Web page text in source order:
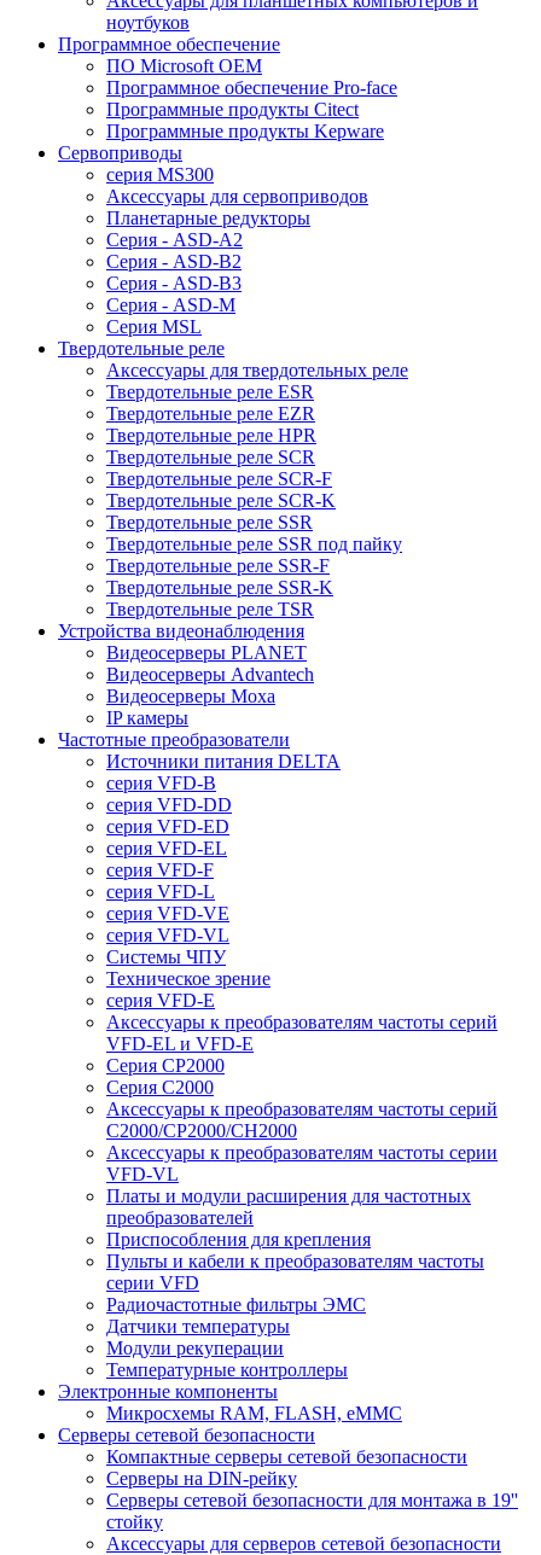
ноутбуков
Программное обеспечение
ПО Microsoft OEM
Программное обеспечение Pro-face
Программные продукты Citect
Программные продукты Kepware
Сервоприводы
серия MS300
Аксессуары для сервоприводов
Планетарные редукторы
Серия - ASD-A2
Серия - ASD-B2
Серия - ASD-B3
Серия - ASD-M
Серия MSL
Твердотельные реле
Аксессуары для твердотельных реле
Твердотельные реле ESR
Твердотельные реле EZR
Твердотельные реле HPR
Твердотельные реле SCR
Твердотельные реле SCR-F
Твердотельные реле SCR-K
Твердотельные реле SSR
Твердотельные реле SSR под пайку
Твердотельные реле SSR-F
Твердотельные реле SSR-K
Твердотельные реле TSR
Устройства видеонаблюдения
Видеосерверы PLANET
Видеосерверы Advantech
Видеосерверы Moxa
IP камеры
Частотные преобразователи
Источники питания DELTA
серия VFD-B
серия VFD-DD
серия VFD-ED
серия VFD-EL
серия VFD-F
серия VFD-L
серия VFD-VE
серия VFD-VL
Системы ЧПУ
Техническое зрение
серия VFD-E
Аксессуары к преобразователям частоты серий
VFD-EL и VFD-E
Серия CP2000
Серия C2000
Аксессуары к преобразователям частоты серий
С2000/CP2000/CH2000
Аксессуары к преобразователям частоты серии
VFD-VL
Платы и модули расширения для частотных
преобразователей
Приспособления для крепления
Пульты и кабели к преобразователям частоты
серии VFD
Радиочастотные фильтры ЭМС
Датчики температуры
Модули рекуперации
Температурные контроллеры
Электронные компоненты
Микросхемы RAM, FLASH, eMMC
Серверы сетевой безопасности
Компактные серверы сетевой безопасности
Серверы на DIN-рейку
Серверы сетевой безопасности для монтажа в 19''
стойку
Аксессуары для серверов сетевой безопасности